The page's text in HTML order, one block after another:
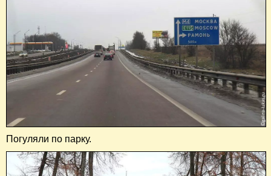
Погуляли по парку.